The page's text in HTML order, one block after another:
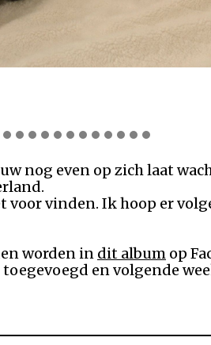
Bloom, ze groeien als kool die
nog even op zich laat
voor vinden. Ik hoop er
worden in dit album op
en volgende